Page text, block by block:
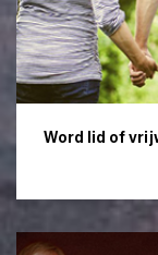
Word lid of